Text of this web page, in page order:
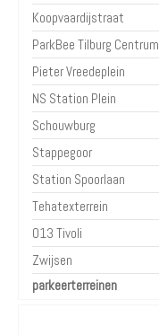
Koopvaardijstraat
ParkBee Tilburg Centrum
Pieter Vreedeplein
NS Station Plein
Schouwburg
Stappegoor
Station Spoorlaan
Tehatexterrein
013 Tivoli
Zwijsen
parkeerterreinen